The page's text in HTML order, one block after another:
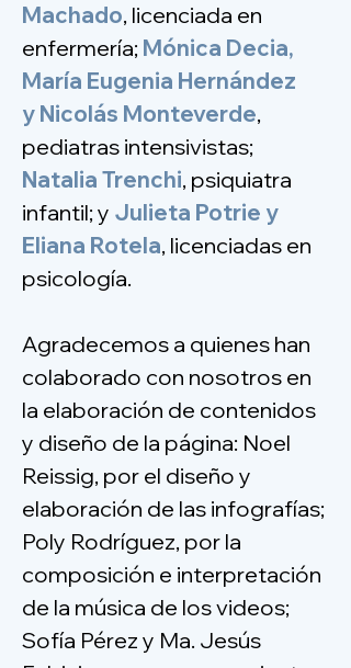
Machado, licenciada en
enfermería; Mónica Decia,
María Eugenia Hernández
y Nicolás Monteverde,
pediatras intensivistas;
Natalia Trenchi, psiquiatra
infantil; y Julieta Potrie y
Eliana Rotela, licenciadas en
psicología.
Agradecemos a quienes han
colaborado con nosotros en
la elaboración de contenidos
y diseño de la página: Noel
Reissig, por el diseño y
elaboración de las infografías;
Poly Rodríguez, por la
composición e interpretación
de la música de los videos;
Sofía Pérez y Ma. Jesús